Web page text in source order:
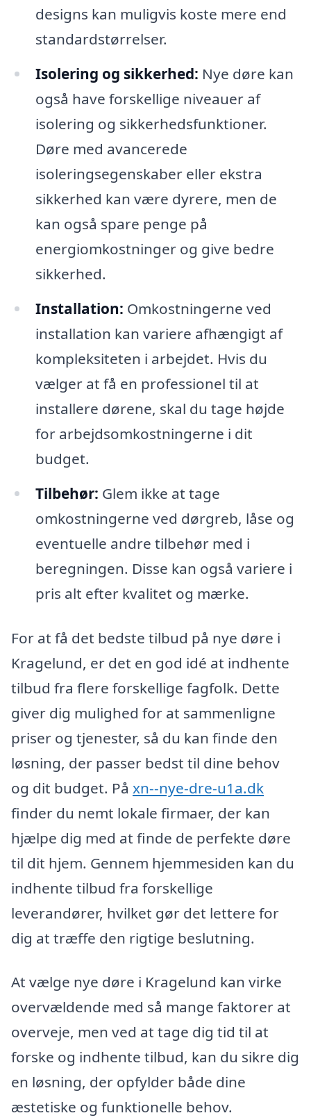
designs kan muligvis koste mere end
standardstørrelser.
Isolering og sikkerhed: Nye døre kan
også have forskellige niveauer af
isolering og sikkerhedsfunktioner.
Døre med avancerede
isoleringsegenskaber eller ekstra
sikkerhed kan være dyrere, men de
kan også spare penge på
energiomkostninger og give bedre
sikkerhed.
Installation: Omkostningerne ved
installation kan variere afhængigt af
kompleksiteten i arbejdet. Hvis du
vælger at få en professionel til at
installere dørene, skal du tage højde
for arbejdsomkostningerne i dit
budget.
Tilbehør: Glem ikke at tage
omkostningerne ved dørgreb, låse og
eventuelle andre tilbehør med i
beregningen. Disse kan også variere i
pris alt efter kvalitet og mærke.
For at få det bedste tilbud på nye døre i
Kragelund, er det en god idé at indhente
tilbud fra flere forskellige fagfolk. Dette
giver dig mulighed for at sammenligne
priser og tjenester, så du kan finde den
løsning, der passer bedst til dine behov
og dit budget. På xn--nye-dre-u1a.dk
finder du nemt lokale firmaer, der kan
hjælpe dig med at finde de perfekte døre
til dit hjem. Gennem hjemmesiden kan du
indhente tilbud fra forskellige
leverandører, hvilket gør det lettere for
dig at træffe den rigtige beslutning.
At vælge nye døre i Kragelund kan virke
overvældende med så mange faktorer at
overveje, men ved at tage dig tid til at
forske og indhente tilbud, kan du sikre dig
en løsning, der opfylder både dine
æstetiske og funktionelle behov.